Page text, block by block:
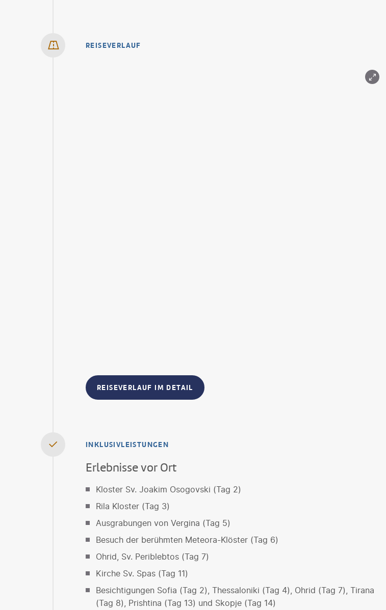
REISEVERLAUF
REISEVERLAUF IM DETAIL
INKLUSIVLEISTUNGEN
Erlebnisse vor Ort
Kloster Sv. Joakim Osogovski (Tag 2)
Rila Kloster (Tag 3)
Ausgrabungen von Vergina (Tag 5)
Besuch der berühmten Meteora-Klöster (Tag 6)
Ohrid, Sv. Periblebtos (Tag 7)
Kirche Sv. Spas (Tag 11)
Besichtigungen Sofia (Tag 2), Thessaloniki (Tag 4), Ohrid (Tag 7), Tirana
(Tag 8), Prishtina (Tag 13) und Skopje (Tag 14)